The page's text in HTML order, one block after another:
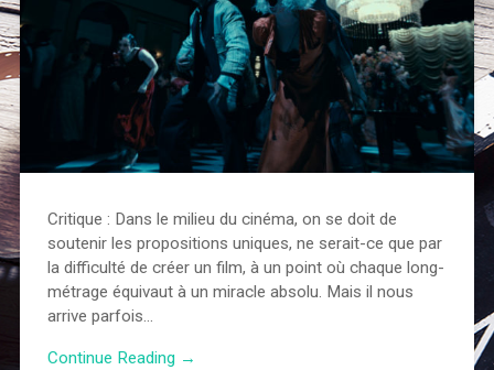
Critique : Dans le milieu du cinéma, on se doit de
soutenir les propositions uniques, ne serait-ce que par
la difficulté de créer un film, à un point où chaque long-
métrage équivaut à un miracle absolu. Mais il nous
arrive parfois…
Continue Reading →